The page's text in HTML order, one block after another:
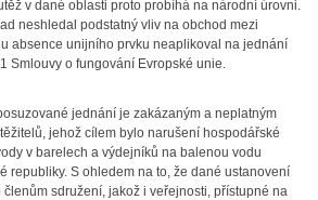
v dané oblasti proto probíhá na národní úrovni.
neshledal podstatný vliv na obchod mezi
absence unijního prvku neaplikoval na jednání
Smlouvy o fungování Evropské unie.
jednání je zakázaným a neplatným
jehož cílem bylo narušení hospodářské
v barelech a výdejníků na balenou vodu
republiky. S ohledem na to, že dané ustanovení
sdružení, jakož i veřejnosti, přístupné na